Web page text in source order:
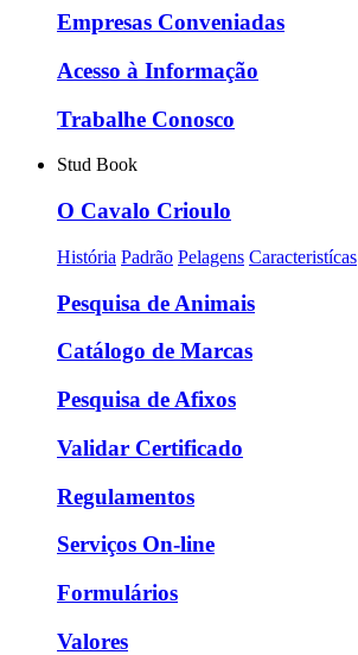
Empresas Conveniadas
Acesso à Informação
Trabalhe Conosco
Stud Book
O Cavalo Crioulo
História Padrão Pelagens Caracteristícas
Pesquisa de Animais
Catálogo de Marcas
Pesquisa de Afixos
Validar Certificado
Regulamentos
Serviços On-line
Formulários
Valores